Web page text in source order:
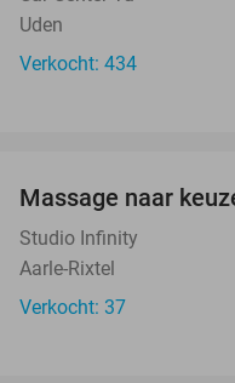
Uden
Verkocht: 434
Massage naar
Studio Infinity
Aarle-Rixtel
Verkocht: 37